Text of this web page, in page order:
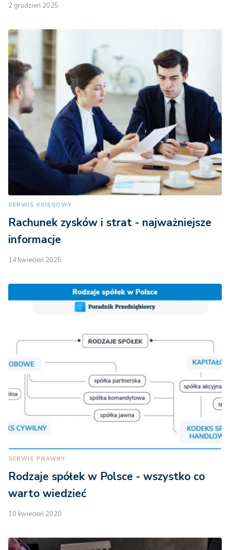
2 grudzień 2025
SERWIS KSIĘGOWY
Rachunek zysków i strat - najważniejsze
informacje
14 kwiecień 2025
SERWIS PRAWNY
Rodzaje spółek w Polsce - wszystko co
warto wiedzieć
10 kwiecień 2020